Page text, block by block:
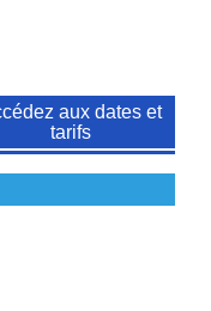
aux dates et
tarifs